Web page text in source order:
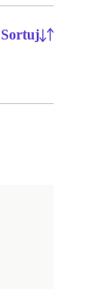
Sortuj